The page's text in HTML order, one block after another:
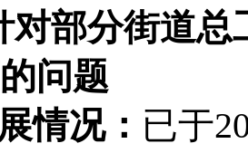
对部分街道
问题
情况： 已于